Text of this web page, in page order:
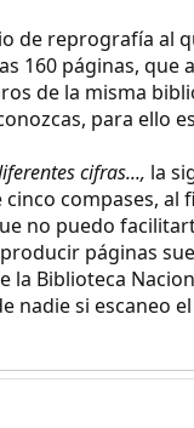
de reprografía al
160 páginas, que
de la misma
para ello
cifras..., la
compases, al
no puedo
páginas
Biblioteca
nadie si escaneo